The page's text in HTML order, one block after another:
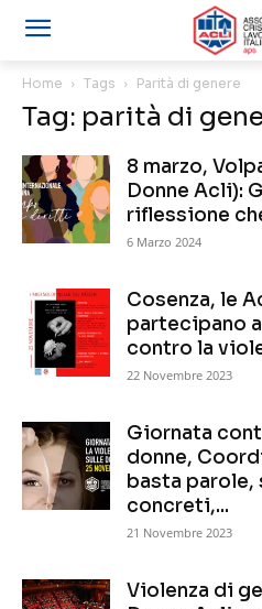
Home Tags Parità di genere
Tag: parità di
8 marzo,
Donne Acli):
riflessione
6 Marzo 2024
Cosenza, le
partecipano
contro la
22 Novembre 2023
Giornata
donne,
basta
concreti,...
21 Novembre 2023
Violenza di